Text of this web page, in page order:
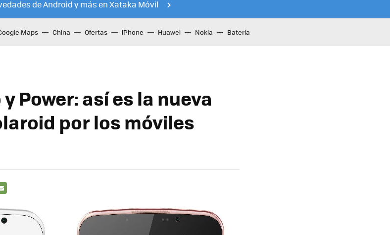
de Android y más en Xataka Móvil
Maps China Ofertas iPhone Huawei Nokia Batería
Power: así es la nueva
por los móviles